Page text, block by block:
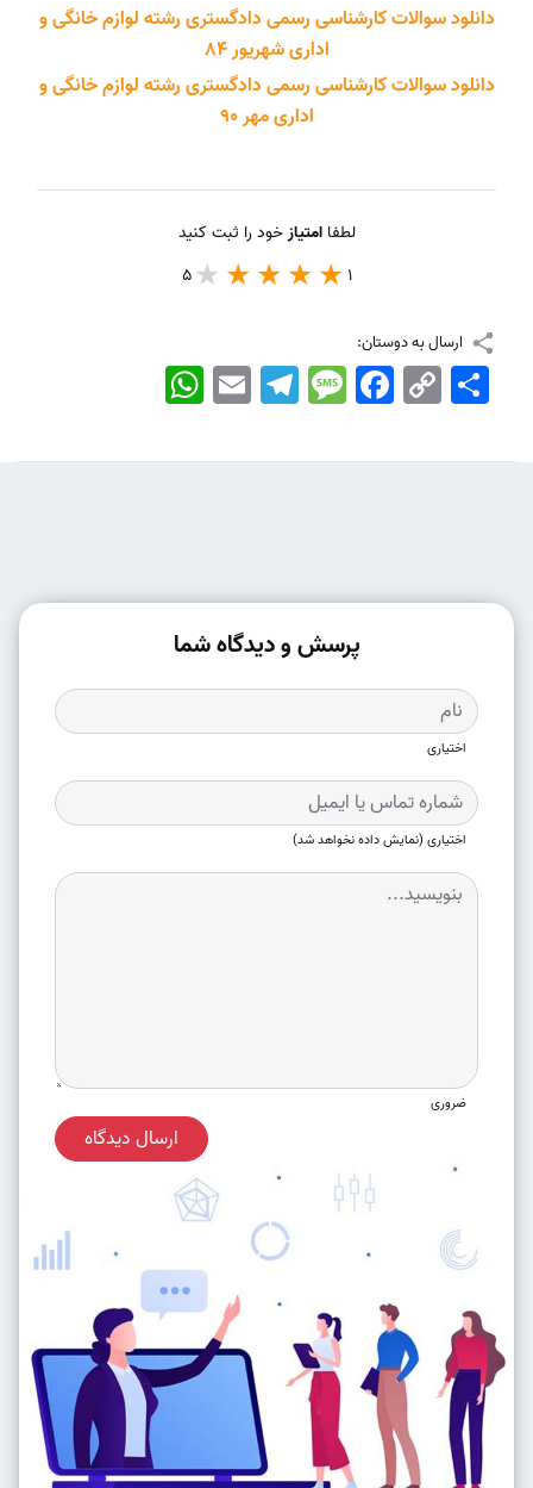
دانلود سوالات کارشناسی رسمی دادگستری رشته لوازم خانگی و
اداری شهریور 84
دانلود سوالات کارشناسی رسمی دادگستری رشته لوازم خانگی و
اداری مهر 90
لطفاامتیازخود را ثبت کنید
1
5
ارسال به دوستان:
WhatsApp EmailTelegramMessageFacebook Copy
Link
اشتراک
پرسش و دیدگاه شما
اختیاری
اختیاری (نمایش داده نخواهد شد)
ضروری
ارسال دیدگاه